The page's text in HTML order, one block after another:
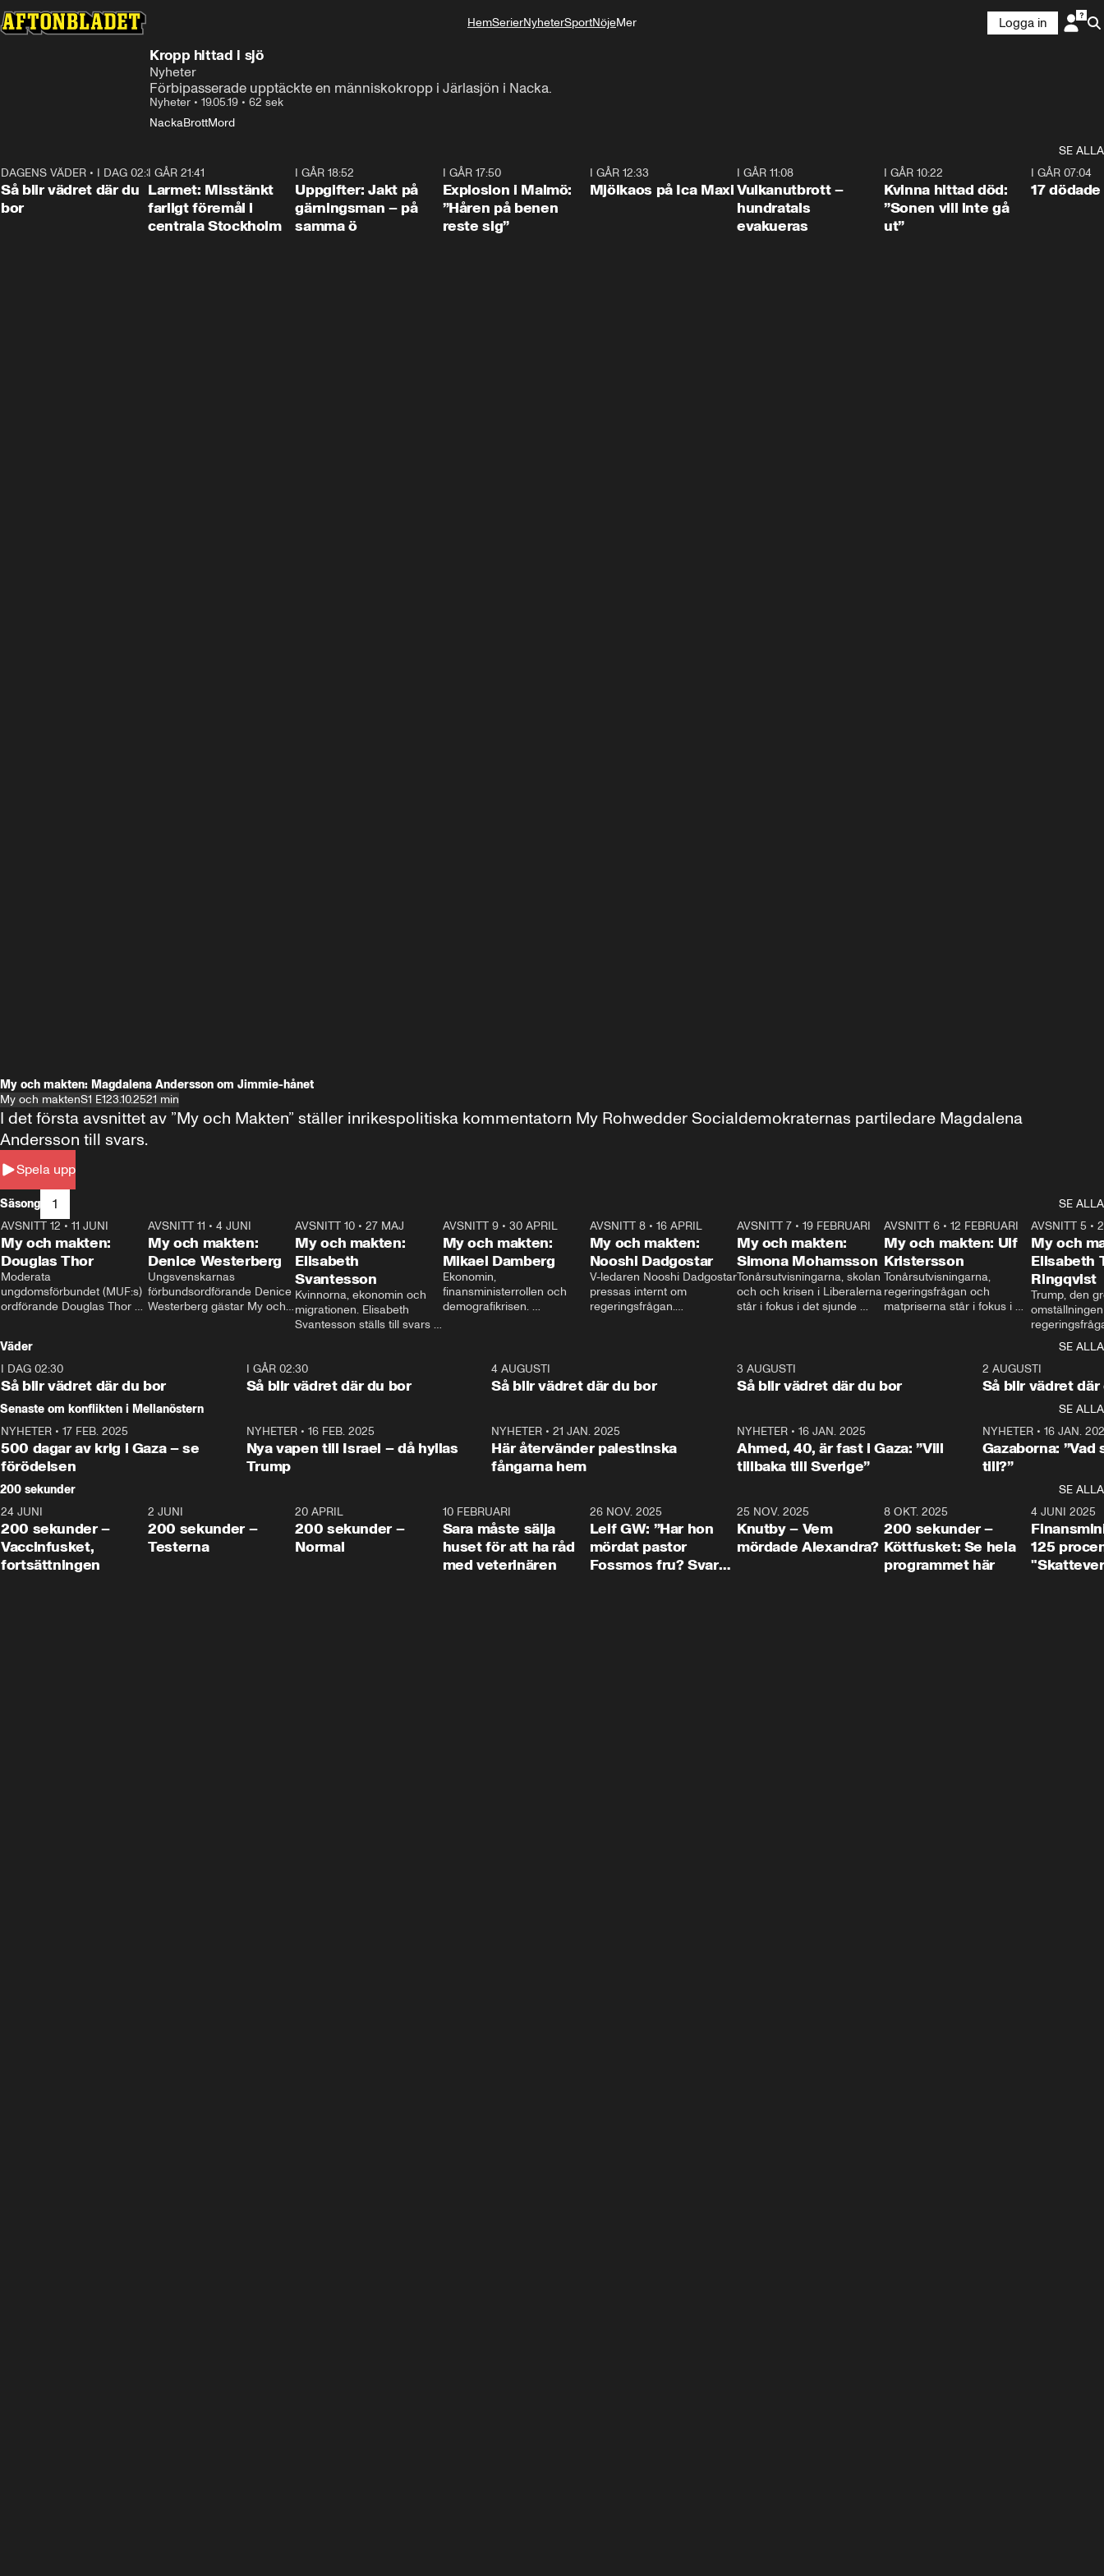
HemSerierNyheterSportNöjeMer
Logga in
Kropp hittad i sjö
Nyheter
Förbipasserade upptäckte en människokropp i Järlasjön i Nacka.
Nyheter • 19.05.19 • 62 sek
NackaBrottMord
SE ALLA
1:06
DAGENS VÄDER • I DAG 02:30
Så blir vädret där du
bor
I GÅR 21:41
Larmet: Misstänkt
farligt föremål i
centrala Stockholm
I GÅR 18:52
Uppgifter: Jakt på
gärningsman – på
samma ö
I GÅR 17:50
Explosion i Malmö:
”Håren på benen
reste sig”
I GÅR 12:33
Mjölkaos på Ica Maxi
I GÅR 11:08
Vulkanutbrott –
hundratals
evakueras
I GÅR 10:22
Kvinna hittad död:
”Sonen vill inte gå
ut”
I GÅR 07:04
17
My och makten: Magdalena Andersson om Jimmie-hånet
My och maktenS1 E123.10.2521 min
Spela upp
I det första avsnittet av ”My och Makten” ställer inrikespolitiska kommentatorn My Rohwedder Socialdemokraternas partiledare Magdalena
Andersson till svars.
Säsong 1
SE ALLA
26:27
AVSNITT 12 • 11 JUNI
My och makten:
Douglas Thor
Moderata
ungdomsförbundet (MUF:s)
ordförande Douglas Thor
tonårsutvisningarna och hur
Moderaterna ska locka
väljare till valet i höst.
23:40
AVSNITT 11 •4 JUNI
My och makten:
Denice Westerberg
Ungsvenskarnas
förbundsordförande Denice
Westerberg gästar My och
AVSNITT 10 •27 MAJ
My och makten:
Elisabeth
Svantesson
Kvinnorna, ekonomin och
migrationen. Elisabeth
Svantesson ställs till svars
AVSNITT 9• 30 APRIL
My och makten:
Mikael Damberg
Ekonomin,
finansministerrollen och
demografikrisen.
och Makten.
AVSNITT 8• 16 APRIL
My och makten:
Nooshi Dadgostar
V-ledaren Nooshi Dadgostar
pressas internt om
regeringsfrågan.
– Vi ställer upp i val. Ska vi
vara med så sitter vi förstås
24:30
AVSNITT 7• 19 FEBRUARI
My och makten:
Simona Mohamsson
Tonårsutvisningarna, skolan
och och krisen i Liberalerna
står i fokus i det sjunde
kommentator My
Rohwedder ställer
utbildnings- och
Mohamsson till svars.
27:30
AVSNITT 6 •12 FEBRUARI
My och makten: Ulf
Kristersson
Tonårsutvisningarna,
regeringsfrågan och
matpriserna står i fokus i
Rohwedder ställer
statsminister Ulf Kristersson
AVSNITT 5 •
My och
Elisabeth
Ringqvist
Trump, den
centrum i
avsnittet av
Makten”. Se
Aftonbladets
Rohwedder
Thand Ring
Väder
SE ALLA
I DAG 02:30
Så blir vädret där du bor
1:06
I GÅR 02:30
Så blir vädret där du bor
4 AUGUSTI
Så blir vädret där du bor
3 AUGUSTI
Så blir vädret där du bor
2 AUGUSTI
Så blir vädret där
Senaste om konflikten i Mellanöstern
SE ALLA
NYHETER • 17 FEB. 2025
500 dagar av krig i Gaza – se
förödelsen
NYHETER• 16 FEB. 2025
Nya vapen till Israel – då hyllas
Trump
NYHETER •21 JAN. 2025
Här återvänder palestinska
fångarna hem
NYHETER• 16 JAN. 2025
Ahmed, 40, är fast i Gaza: ”Vill
tillbaka till Sverige”
NYHETER• 16 JAN.
Gazaborna:
till?”
200 sekunder
SE ALLA
5:00
24 JUNI
200 sekunder –
Vaccinfusket,
fortsättningen
4:23
2 JUNI
200 sekunder –
Testerna
20 APRIL
200 sekunder –
Normal
10 FEBRUARI
Sara måste sälja
huset för att ha råd
med veterinären
26 NOV. 2025
Leif GW: ”Har hon
mördat pastor
Fossmos fru? Svar
31:05
25 NOV. 2025
Knutby – Vem
mördade Alexandra?
4:29
8 OKT. 2025
200 sekunder –
Köttfusket: Se hela
programmet här
4 JUNI 2025
125